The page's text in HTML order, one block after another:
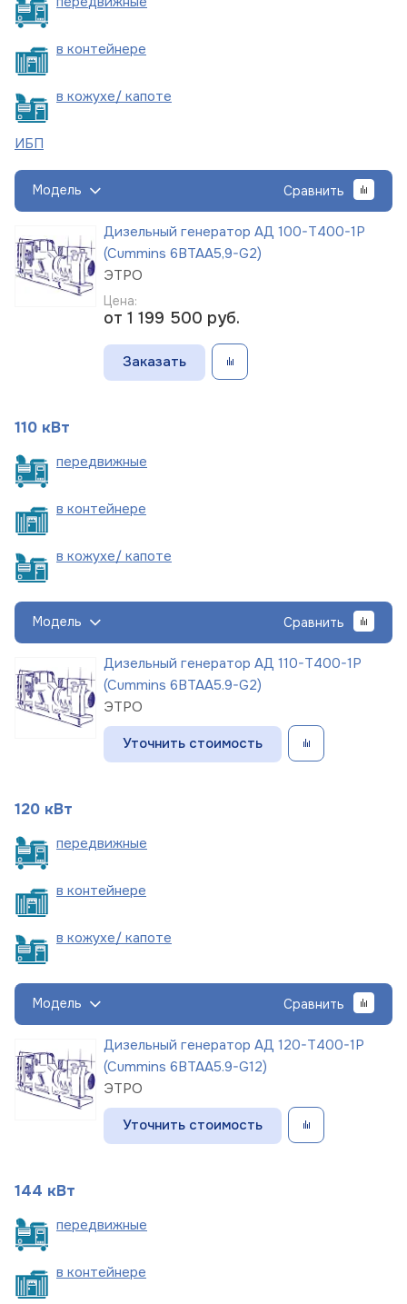
в контейнере
в кожухе/ капоте
ИБП
Модель Сравнить
Дизельный генератор АД 100-Т400-1Р
(Cummins 6BTAA5,9-G2)
ЭТРО
Цена:
от 1 199 500 руб.
Заказать
110 кВт
передвижные
в контейнере
в кожухе/ капоте
Модель Сравнить
Дизельный генератор АД 110-Т400-1Р
(Cummins 6BTAA5.9-G2)
ЭТРО
Уточнить стоимость
120 кВт
передвижные
в контейнере
в кожухе/ капоте
Модель Сравнить
Дизельный генератор АД 120-Т400-1Р
(Cummins 6BTAA5.9-G12)
ЭТРО
Уточнить стоимость
144 кВт
передвижные
в контейнере